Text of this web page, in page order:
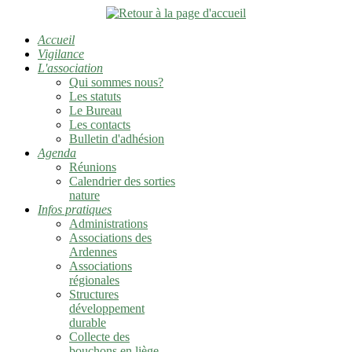
Accueil
Vigilance
L'association
Qui sommes nous?
Les statuts
Le Bureau
Les contacts
Bulletin d'adhésion
Agenda
Réunions
Calendrier des sorties
nature
Infos pratiques
Administrations
Associations des
Ardennes
Associations
régionales
Structures
développement
durable
Collecte des